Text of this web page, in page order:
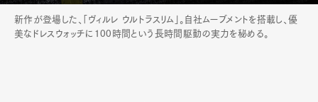
新作が登場した、「ヴィルレ ウルトラスリム」。自社ムーブメントを搭載し、優
美なドレスウォッチに100時間という長時間駆動の実力を秘める。